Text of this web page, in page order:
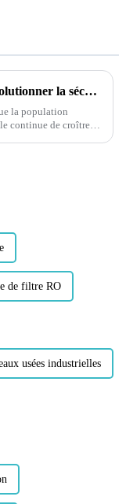
« Révolutionner la sécurité de l'eau : l'essor du dessalement par conteneurs pour un accès durable à l'eau »
la population
continue de croître et
de filtre RO
usées industrielles